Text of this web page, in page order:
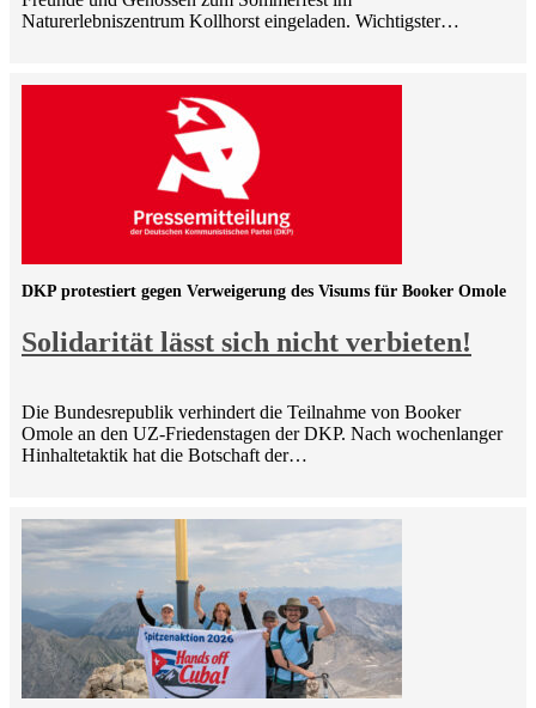
Naturerlebniszentrum Kollhorst eingeladen. Wichtigster…
Solidarität lässt sich nicht verbieten!
DKP protestiert gegen Verweigerung des Visums für Booker Omole
Die Bundesrepublik verhindert die Teilnahme von Booker
Omole an den UZ-Friedenstagen der DKP. Nach wochenlanger
Hinhaltetaktik hat die Botschaft der…